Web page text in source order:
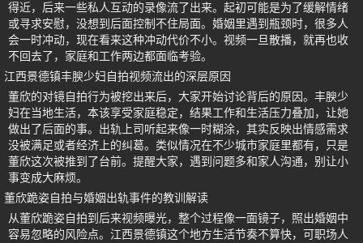
得近，后来一些私人互动的录像流了出来。起初可能是为了缓解情绪
或寻求安慰，没想到后面控制不住局面。婚姻里遇到瓶颈时，很多人
会一时冲动，现在看来这种冲动代价不小。视频一旦散播，就再也收
不回去了，家庭和工作两边都面临考验。
江西景德镇丰腴少妇自拍视频流出的深层原因
董欣的对镜自拍行为被挖出来后，大家开始讨论背后的原因。丰腴少
妇在当地生活，本该享受家庭稳定，结果工作和生活压力叠加，让她
做出了后面的事。出轨上司听起来像一时糊涂，其实反映出情感需求
没被满足或者经济上的纠葛。类似情况在不少城市家庭里都有，只是
董欣这次被推到了台前。提醒大家，遇到问题多和家人沟通，别让小
事变成大麻烦。
董欣跪姿自拍与婚姻出轨事件的教训解读
从董欣跪姿自拍到后来视频曝光，整个过程像一面镜子，照出婚姻中
容易忽略的风险点。江西景德镇这个地方生活节奏不算快，可职场人